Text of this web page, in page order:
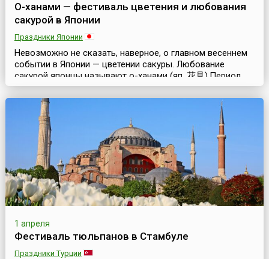
О-ханами — фестиваль цветения и любования
сакурой в Японии
Праздники Японии
Невозможно не сказать, наверное, о главном весеннем
событии в Японии — цветении сакуры. Любование
сакурой японцы называют о-ханами (яп. 花見).Период
цветения сакуры не является официальным праздником
в Японии. В японском календаре нет ни национального
праздника, ни специальных праздничных или выходных
дней, связанных с этим великолепным природным
чудом. Но психологически это, несомненно, праздни...
1 апреля
Фестиваль тюльпанов в Стамбуле
Праздники Турции